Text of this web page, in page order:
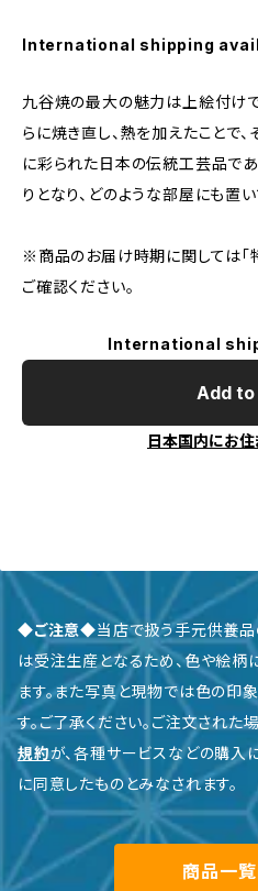
International shipping
九谷焼の最大の魅力は上絵付けで
らに焼き直し、熱を加えたことで
に彩られた日本の伝統工芸品で
りとなり、どのような部屋にも置
※商品のお届け時期に関しては「
ご確認ください。
International
Add
日本国内にお
◆ご注意◆当店で扱う手元供養品
は受注生産となるため、色や絵
ます。また写真と現物では色の印
す。ご了承ください。ご注文された
規約が、各種サービスなどの購入
に同意したものとみなされます。
商品一